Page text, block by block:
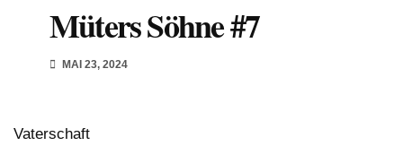
Müters Söhne #7
MAI 23, 2024
Vaterschaft